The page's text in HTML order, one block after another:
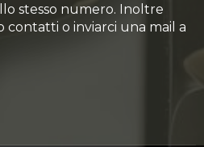
stesso numero. Inoltre
o inviarci una mail a